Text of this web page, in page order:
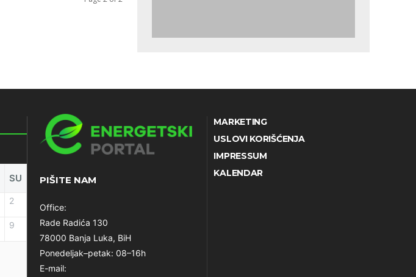
SU
2
9
PIŠITE NAM
Office:
Rade Radića 130
78000 Banja Luka, BiH
Ponedeljak–petak: 08–16h
E-mail:
MARKETING
USLOVI KORIŠĆENJA
IMPRESSUM
KALENDAR